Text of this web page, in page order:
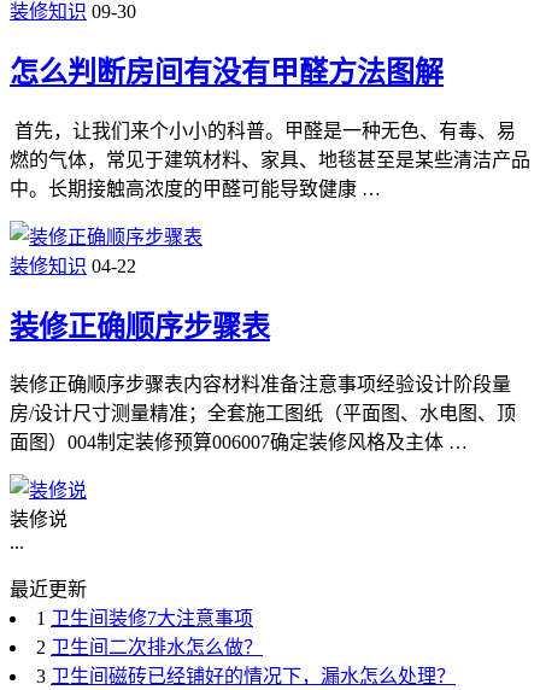
装修知识 09-30
怎么判断房间有没有甲醛方法图解
首先，让我们来个小小的科普。甲醛是一种无色、有毒、易
燃的气体，常见于建筑材料、家具、地毯甚至是某些清洁产品
中。长期接触高浓度的甲醛可能导致健康 …
装修知识 04-22
装修正确顺序步骤表
装修正确顺序步骤表内容材料准备注意事项经验设计阶段量
房/设计尺寸测量精准；全套施工图纸（平面图、水电图、顶
面图）004制定装修预算006007确定装修风格及主体 …
装修说
...
最近更新
1
卫生间装修7大注意事项
2
卫生间二次排水怎么做？
3
卫生间磁砖已经铺好的情况下，漏水怎么处理？